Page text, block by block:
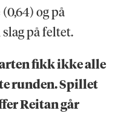
og på
på feltet.
fikk ikke alle
runden. Spillet
Reitan går